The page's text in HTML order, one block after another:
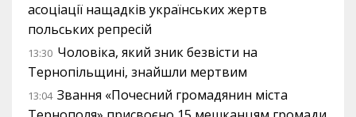
асоціації нащадків українських жертв
польських репресій
13:30 Чоловіка, який зник безвісти на
Тернопільщині, знайшли мертвим
13:04 Звання «Почесний громадянин міста